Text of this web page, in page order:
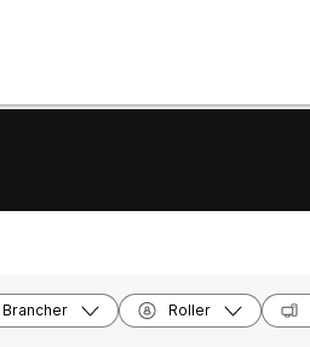
Brancher Roller